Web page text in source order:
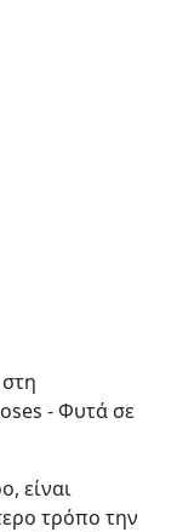
- Φυτά σε
είναι
τρόπο την